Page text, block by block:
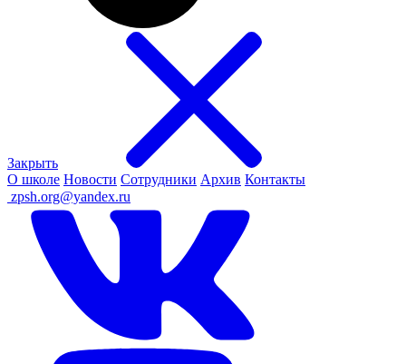
Закрыть
О школе Новости Сотрудники Архив Контакты
zpsh.org@yandex.ru